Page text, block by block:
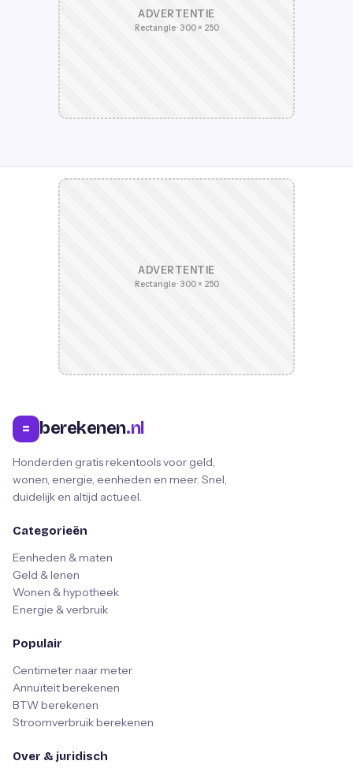
ADVERTENTIE
Rectangle · 300 × 250
ADVERTENTIE
Rectangle · 300 × 250
= berekenen.nl
Honderden gratis rekentools voor geld,
wonen, energie, eenheden en meer. Snel,
duidelijk en altijd actueel.
Categorieën
Eenheden & maten
Geld & lenen
Wonen & hypotheek
Energie & verbruik
Populair
Centimeter naar meter
Annuïteit berekenen
BTW berekenen
Stroomverbruik berekenen
Over & juridisch